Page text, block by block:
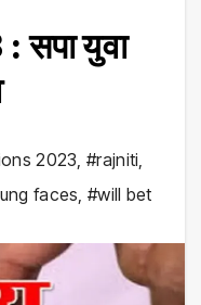
सपा युवा
2023,#rajniti,
faces,#will bet